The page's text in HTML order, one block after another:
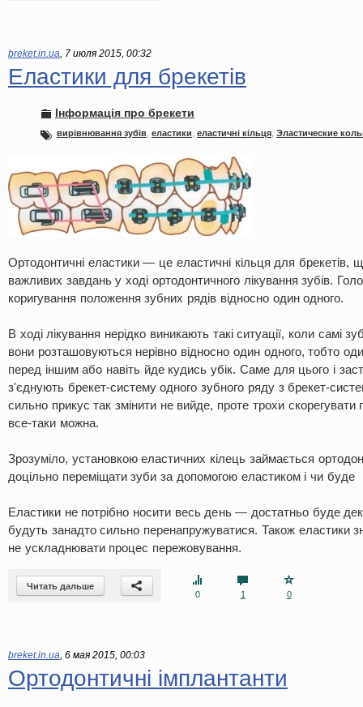
breket.in.ua, 7 июля 2015, 00:32
Еластики для брекетів
Інформація про брекети
вирівнювання зубів еластики еластичні кільця Эластические
Ортодонтичні еластики — це еластичні кільця для брекетів,
важливих завдань у ході ортодонтичного лікування зубів.
коригування положення зубних рядів відносно один одного.
В ході лікування нерідко виникають такі ситуації, коли самі
вони розташовуються нерівно відносно один одного, тобто
перед іншим або навіть йде кудись убік. Саме для цього і
з'єднують брекет-систему одного зубного ряду з брекет-
сильно прикус так змінити не вийде, проте трохи
все-таки можна.
Зрозуміло, установкою еластичних кілець займається
доцільно переміщати зуби за допомогою еластиком і чи буде
Еластики не потрібно носити весь день — достатньо буде
будуть занадто сильно перенапружуватися. Також еластики
не ускладнювати процес пережовування.
Читать дальше
0
1 0
breket.in.ua, 6 мая 2015, 00:03
Ортодонтичні імплантанти